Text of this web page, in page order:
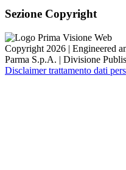
Sezione Copyright
Copyright 2026 | Engineered
Parma S.p.A. | Divisione
Disclaimer trattamento dati